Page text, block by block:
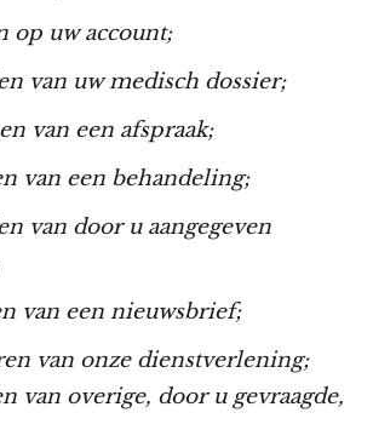
op uw account;
van uw medisch dossier;
van een afspraak;
van een behandeling;
van door u aangegeven
van een nieuwsbrief;
van onze dienstverlening;
van overige, door u gevraagde,